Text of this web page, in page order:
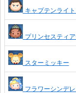
キャプテンライ
プリンセスティア
スターミッキー
フラワーシンデレ